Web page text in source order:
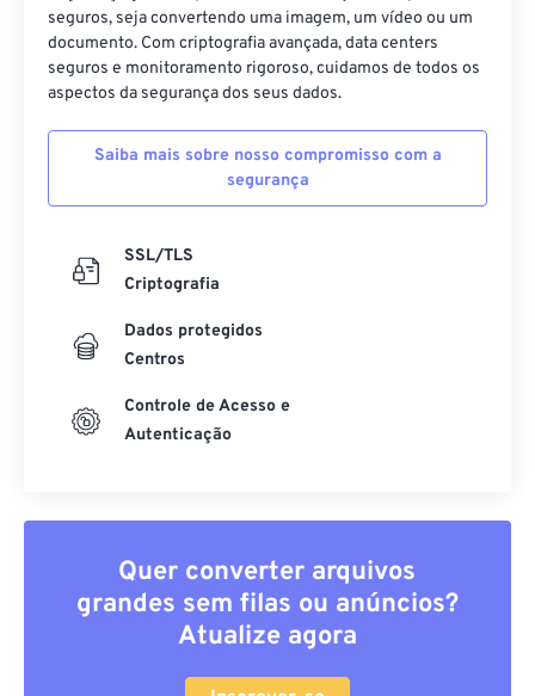
seguros, seja convertendo uma imagem, um vídeo ou um
documento. Com criptografia avançada, data centers
seguros e monitoramento rigoroso, cuidamos de todos os
aspectos da segurança dos seus dados.
Saiba mais sobre nosso compromisso com a
segurança
SSL/TLS
Criptografia
Dados protegidos
Centros
Controle de Acesso e
Autenticação
Quer converter arquivos
grandes sem filas ou anúncios?
Atualize agora